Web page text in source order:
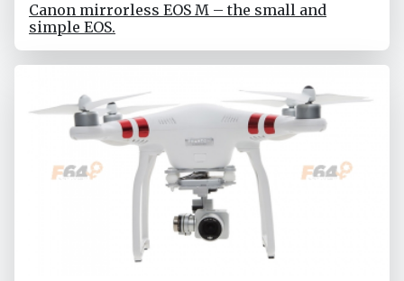
Canon mirrorless EOS M – the small and
simple EOS.